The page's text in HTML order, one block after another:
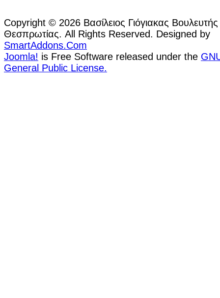
Copyright © 2026 Βασίλειος Γιόγιακας
Θεσπρωτίας. All Rights Reserved. Designed by
SmartAddons.Com
Joomla! is Free Software released under the
General Public License.